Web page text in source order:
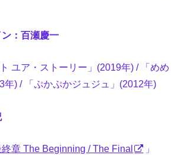
：百瀬慶一
ユア・ストーリー」(2019年) / 「めめ
年) / 「ぷかぷかジュジュ」(2012年)
章 The Beginning / The Final
」